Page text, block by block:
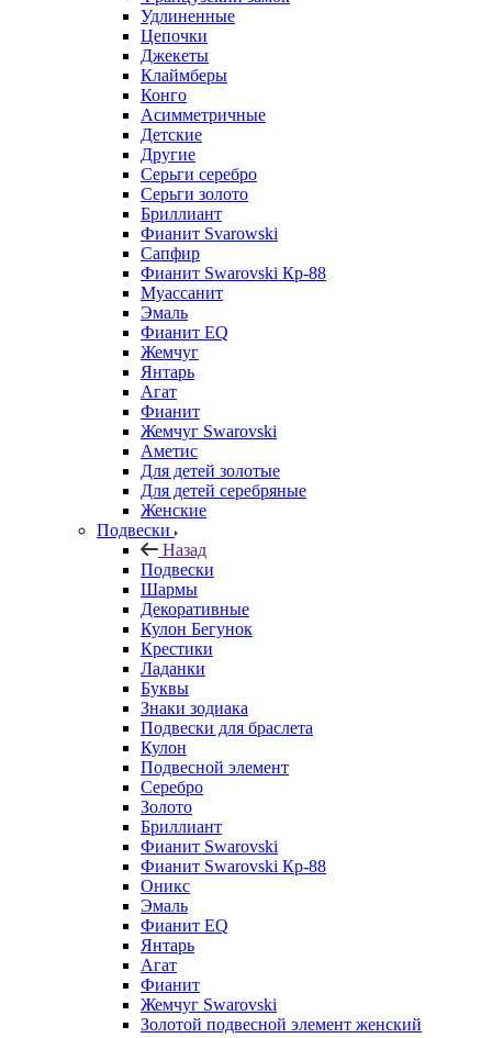
Удлиненные
Цепочки
Джекеты
Клаймберы
Конго
Асимметричные
Детские
Другие
Серьги серебро
Серьги золото
Бриллиант
Фианит Svarowski
Сапфир
Фианит Swarovski Кр-88
Муассанит
Эмаль
Фианит EQ
Жемчуг
Янтарь
Агат
Фианит
Жемчуг Swarovski
Аметис
Для детей золотые
Для детей серебряные
Женские
Подвески
Назад
Подвески
Шармы
Декоративные
Кулон Бегунок
Крестики
Ладанки
Буквы
Знаки зодиака
Подвески для браслета
Кулон
Подвесной элемент
Серебро
Золото
Бриллиант
Фианит Swarovski
Фианит Swarovski Кр-88
Оникс
Эмаль
Фианит EQ
Янтарь
Агат
Фианит
Жемчуг Swarovski
Золотой подвесной элемент женcкий